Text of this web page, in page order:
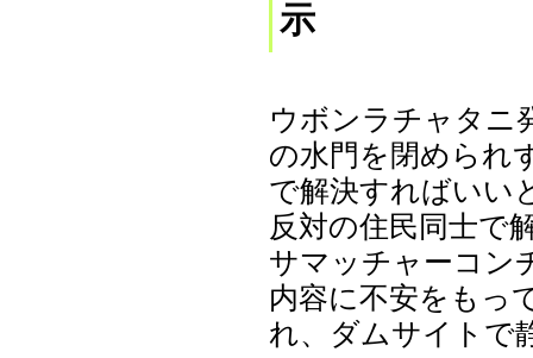
示
ウボンラチャタニ
の水門を閉められ
で解決すればいい
反対の住民同士で
サマッチャーコン
内容に不安をもっ
れ、ダムサイトで